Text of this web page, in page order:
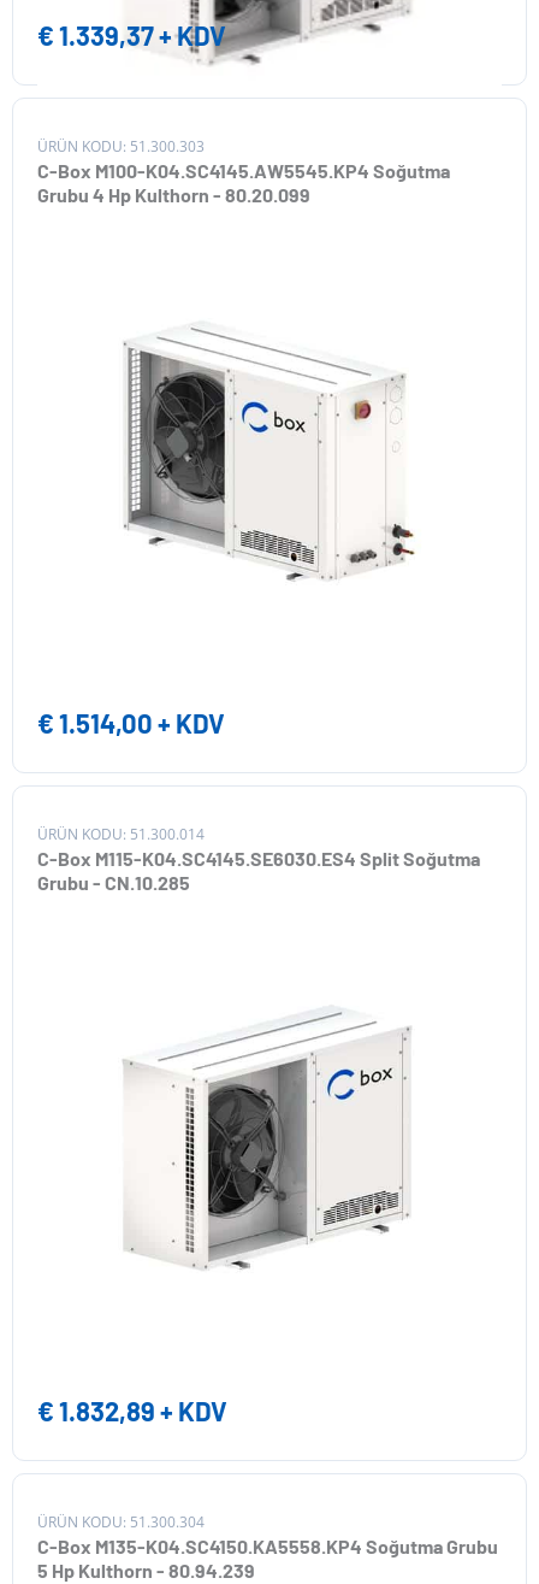
€1.339,37+ KDV
ÜRÜN KODU: 51.300.303
C-Box M100-K04.SC4145.AW5545.KP4 Soğutma
Grubu 4 Hp Kulthorn - 80.20.099
€1.514,00+ KDV
ÜRÜN KODU: 51.300.014
C-Box M115-K04.SC4145.SE6030.ES4 Split Soğutma
Grubu - CN.10.285
€1.832,89+ KDV
ÜRÜN KODU: 51.300.304
C-Box M135-K04.SC4150.KA5558.KP4 Soğutma Grubu
5 Hp Kulthorn - 80.94.239